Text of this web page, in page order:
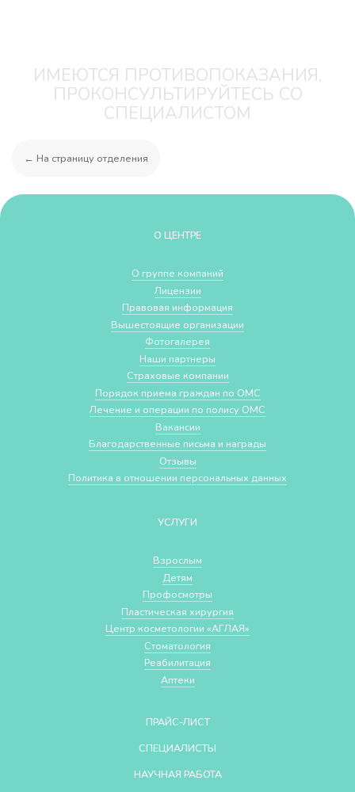
ИМЕЮТСЯ ПРОТИВОПОКАЗАНИЯ,
ПРОКОНСУЛЬТИРУЙТЕСЬ СО
СПЕЦИАЛИСТОМ
← На страницу отделения
О ЦЕНТРЕ
О группе компаний
Лицензии
Правовая информация
Вышестоящие организации
Фотогалерея
Наши партнеры
Страховые компании
Порядок приема граждан по ОМС
Лечение и операции по полису ОМС
Вакансии
Благодарственные письма и награды
Отзывы
Политика в отношении персональных данных
УСЛУГИ
Взрослым
Детям
Профосмотры
Пластическая хирургия
Центр косметологии «АГЛАЯ»
Стоматология
Реабилитация
Аптеки
ПРАЙС-ЛИСТ
СПЕЦИАЛИСТЫ
НАУЧНАЯ РАБОТА